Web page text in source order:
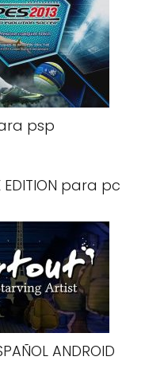
psp
EDITION para pc
ANDROID